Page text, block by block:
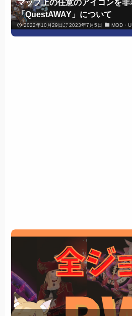
マップ上の任意のアイコンを非
「QuestAWAY」について
2022年10月29日 2023年7月5日 MOD・